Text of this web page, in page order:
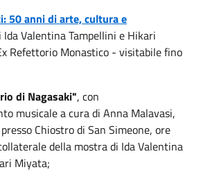
50 anni di arte, cultura e
Ida Valentina Tampellini e Hikari
Refettorio Monastico - visitabile fino
di Nagasaki", con
musicale a cura di Anna Malavasi,
Chiostro di San Simeone, ore
della mostra di Ida Valentina
Miyata;